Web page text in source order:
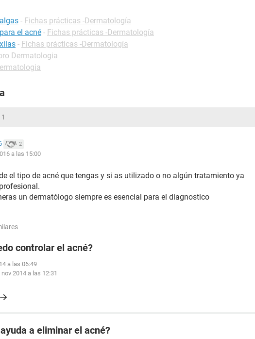
- Fichas prácticas -Dermatología
el acné - Fichas prácticas -Dermatología
- Fichas prácticas -Dermatología
Dermatologia
2
a las 15:00
el tipo de acné que tengas y si as utilizado o no algún tratamiento ya
un dermatólogo siempre es esencial para el diagnostico
controlar el acné?
a las 06:49
nov 2014 a las 12:31
a eliminar el acné?